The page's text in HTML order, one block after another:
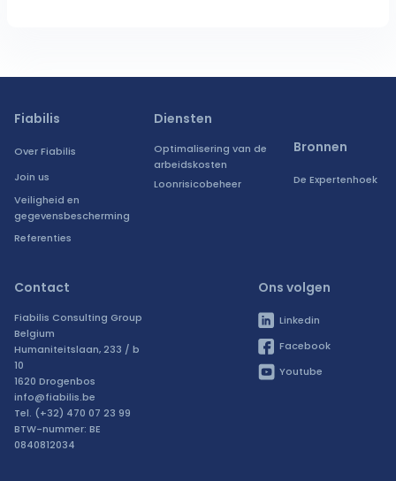
Fiabilis
Over Fiabilis
Join us
Veiligheid en
gegevensbescherming
Referenties
Diensten
Optimalisering van de
arbeidskosten
Loonrisicobeheer
Bronnen
De Expertenhoek
Contact
Fiabilis Consulting Group
Belgium
Humaniteitslaan, 233 / b
10
1620 Drogenbos
info@fiabilis.be
Tel. (+32) 470 07 23 99
BTW-nummer: BE
0840812034
Ons volgen
Linkedin
Facebook
Youtube